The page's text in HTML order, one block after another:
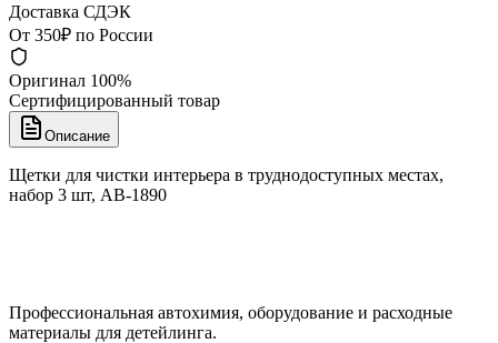
Доставка СДЭК
От 350₽ по России
Оригинал 100%
Сертифицированный товар
Описание
Щетки для чистки интерьера в труднодоступных местах,
набор 3 шт, AB-1890
Профессиональная автохимия, оборудование и расходные
материалы для детейлинга.